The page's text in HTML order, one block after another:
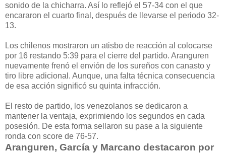
sonido de la chicharra. Así lo reflejó el 57-34 con el que
encararon el cuarto final, después de llevarse el periodo 32-
13.
Los chilenos mostraron un atisbo de reacción al colocarse
por 16 restando 5:39 para el cierre del partido. Aranguren
nuevamente frenó el envión de los sureños con canasto y
tiro libre adicional. Aunque, una falta técnica consecuencia
de esa acción significó su quinta infracción.
El resto de partido, los venezolanos se dedicaron a
mantener la ventaja, exprimiendo los segundos en cada
posesión. De esta forma sellaron su pase a la siguiente
ronda con score de 76-57.
Aranguren, García y Marcano destacaron por